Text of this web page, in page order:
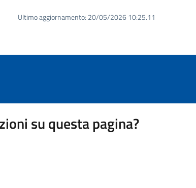
Ultimo aggiornamento: 20/05/2026 10:25.11
su questa pagina?